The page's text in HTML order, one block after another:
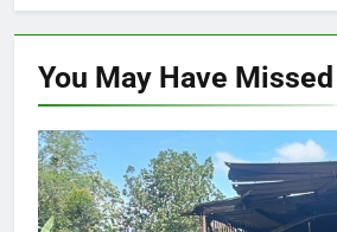
You May Have Missed
INVESTIGASI